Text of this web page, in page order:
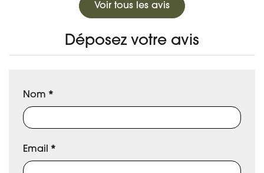
Voir tous les avis
Déposez votre avis
Nom *
Email *